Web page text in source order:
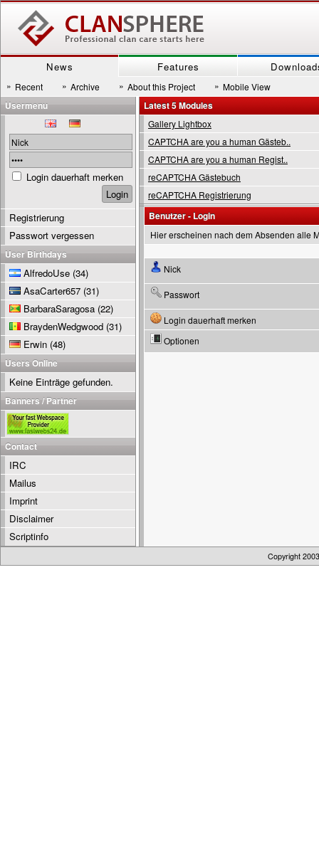
News Features
» Recent » Archive » About this Project » Mobile View
Latest 5 Modules
Gallery Lightbox
CAPTCHA are you a human Gästeb..
CAPTCHA are you a human Regist..
reCAPTCHA Gästebuch
reCAPTCHA Registrierung
Benutzer - Login
Hier erscheinen nach dem Absenden alle
Nick
Passwort
Login dauerhaft merken
Optionen
Usermenu
Login dauerhaft merken
Registrierung
Passwort vergessen
User Birthdays
AlfredoUse (34)
AsaCarter657 (31)
BarbaraSaragosa (22)
BraydenWedgwood (31)
Erwin (48)
Users Online
Keine Einträge gefunden.
Banners / Partner
Contact
IRC
Mailus
Imprint
Disclaimer
Scriptinfo
Copyright